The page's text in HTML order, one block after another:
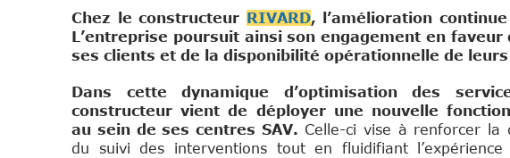
Chez le constructeur RIVARD, l’amélioration
L’entreprise poursuit ainsi son engagement en
ses clients et de la disponibilité opérationnelle de
Dans cette dynamique d’optimisation des
constructeur vient de déployer une nouvelle
au sein de ses centres SAV. Celle-ci vise à renforcer la
du suivi des interventions tout en fluidifiant l’expérience